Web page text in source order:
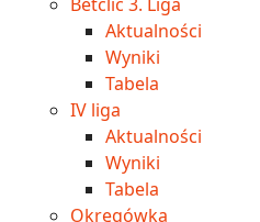
Aktualności
Wyniki
Tabela
IV liga
Aktualności
Wyniki
Tabela
Okręgówka